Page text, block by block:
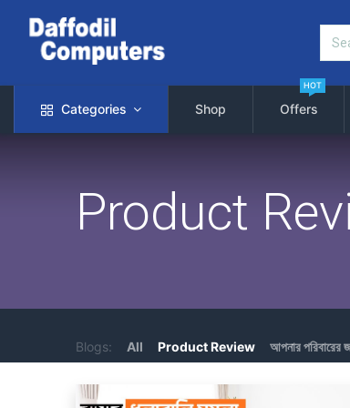
Categories Shop Offers
HOT
Product
Blogs: All Product Review আপনার